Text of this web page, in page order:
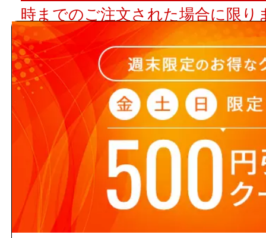
時までのご注文された場合に限り
翌営業日出荷となります。
【ご注意ください】 商品名や
ト数が入っていない場合、単
注文の際の合計金額は発注単
でご注意下さい。